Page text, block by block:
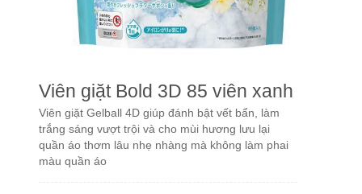
Viên giặt Bold 3D 85 viên xanh
Viên giặt Gelball 4D giúp đánh bật vết bẩn, làm
trắng sáng vượt trội và cho mùi hương lưu lại
quần áo thơm lâu nhẹ nhàng mà không làm phai
màu quần áo